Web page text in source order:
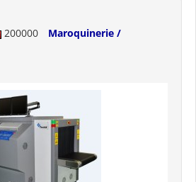
200000
Maroquinerie /